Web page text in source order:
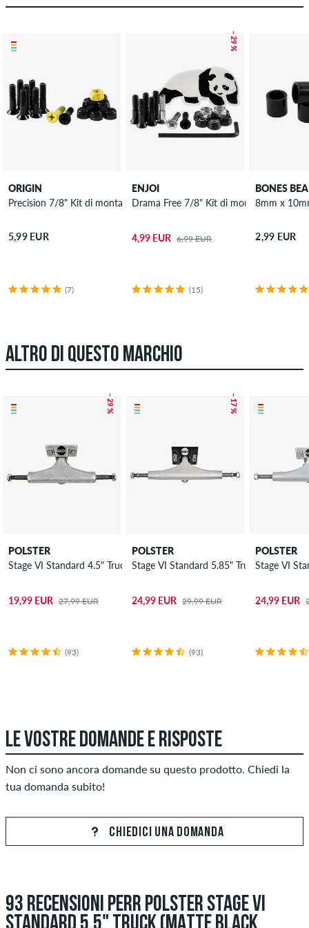
ORIGIN
Precision 7/8" Kit di montaggio Intaglio a croce
5,99 EUR
(7)
– 29 %
ENJOI
Drama Free 7/8" Kit di montaggio
4,99 EUR 6,99 EUR
(15)
BONES
8mm x
2,99 EUR
ALTRO DI QUESTO MARCHIO
– 29 %
POLSTER
Stage VI Standard 4.5" Truck 7.125"
19,99 EUR 27,99 EUR
(93)
– 17 %
POLSTER
Stage VI Standard 5.85" Truck 8.5"
24,99 EUR 29,99 EUR
(93)
POLSTER
Stage VI
24,99 EUR
LE VOSTRE DOMANDE E RISPOSTE
Non ci sono ancora domande su questo prodotto. Chiedi la
tua domanda subito!
CHIEDICI UNA DOMANDA
93 RECENSIONI PERR POLSTER STAGE VI